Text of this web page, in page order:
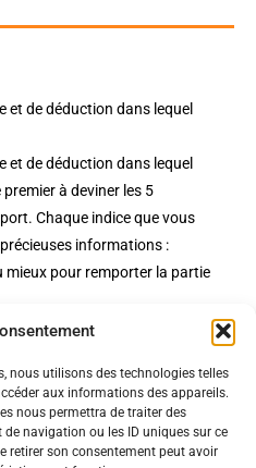
nous utilisons des technologies telles
aux informations des appareils.
nous permettra de traiter des
navigation ou les ID uniques sur ce
retirer son consentement peut avoir
et de déduction dans lequel
et de déduction dans lequel
à deviner les 5
Chaque indice que vous
informations :
mieux pour remporter la partie
Politiques
Politique de confidentialité
conditions de vente et livraison